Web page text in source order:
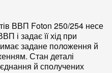
ВВП Foton 250/254 несе
і задає її хід при
задане положення й
Стан деталі
й сполучених